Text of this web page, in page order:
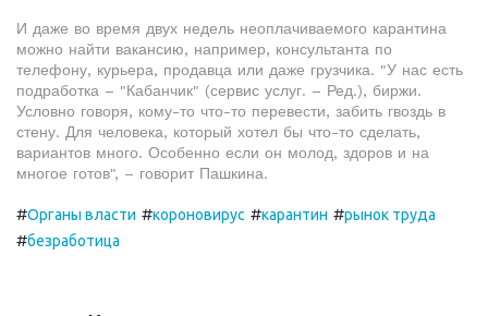
И даже во время двух недель неоплачиваемого карантина
можно найти вакансию, например, консультанта по
телефону, курьера, продавца или даже грузчика. "У нас есть
подработка – "Кабанчик" (сервис услуг. – Ред.), биржи.
Условно говоря, кому-то что-то перевести, забить гвоздь в
стену. Для человека, который хотел бы что-то сделать,
вариантов много. Особенно если он молод, здоров и на
многое готов", – говорит Пашкина.
#Органы власти #короновирус #карантин #рынок труда
#безработица